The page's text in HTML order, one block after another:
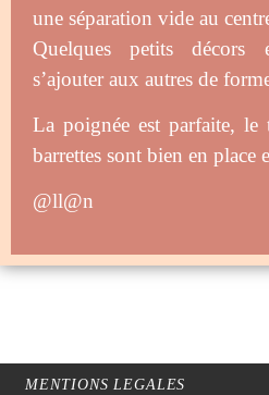
une séparation vide au
Quelques petits décors
s’ajouter aux autres de
La poignée est parfaite,
barrettes sont bien en place
@ll@n
MENTIONS LEGALES